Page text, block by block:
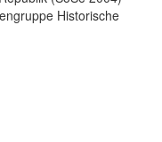
Historische